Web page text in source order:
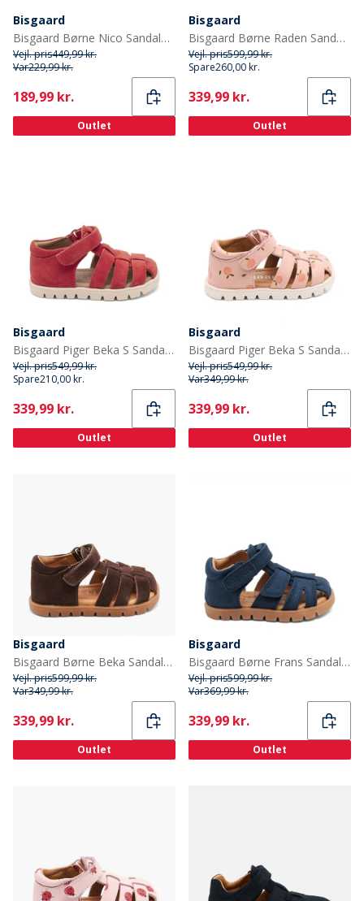
Bisgaard
Bisgaard Børne Nico Sandaler Lemon Mix
Vejl. pris449,99 kr.
Var229,99 kr.
Current
189,99 kr.
Outlet
Bisgaard
Bisgaard Børne Raden Sandaler Olive
Vejl. pris599,99 kr.
Spare260,00 kr.
Current
339,99 kr.
Outlet
Bisgaard
Bisgaard Piger Beka S Sandaler Red Apple
Vejl. pris549,99 kr.
Spare210,00 kr.
Current
339,99 kr.
Outlet
Bisgaard
Bisgaard Piger Beka S Sandaler Peach
Vejl. pris549,99 kr.
Var349,99 kr.
Current
339,99 kr.
Outlet
Bisgaard
Bisgaard Børne Beka Sandaler Cacao
Vejl. pris599,99 kr.
Var349,99 kr.
Current
339,99 kr.
Outlet
Bisgaard
Bisgaard Børne Frans Sandaler Navy
Vejl. pris599,99 kr.
Var369,99 kr.
Current
339,99 kr.
Outlet